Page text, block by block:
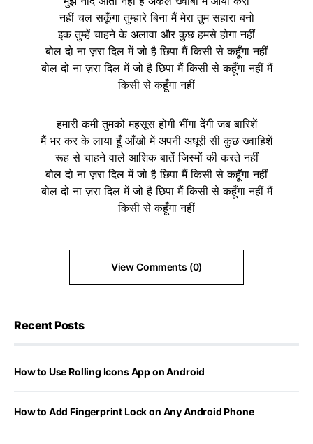
नहीं चल सकूँगा तुम्हारे बिना मैं मेरा तुम सहारा बनो
इक तुम्हें चाहने के अलावा और कुछ हमसे होगा नहीं
बोल दो ना ज़रा दिल में जो है छिपा मैं किसी से कहूँगा नहीं
बोल दो ना ज़रा दिल में जो है छिपा मैं किसी से कहूँगा नहीं मैं
किसी से कहूँगा नहीं
हमारी कमी तुमको महसूस होगी भींगा देंगी जब बारिशें
मैं भर कर के लाया हूँ आँखों में अपनी अधूरी सी कुछ ख्वाहिशें
रूह से चाहने वाले आशिक बातें जिस्मों की करते नहीं
बोल दो ना ज़रा दिल में जो है छिपा मैं किसी से कहूँगा नहीं
बोल दो ना ज़रा दिल में जो है छिपा मैं किसी से कहूँगा नहीं मैं
किसी से कहूँगा नहीं
View Comments (0)
Recent Posts
How to Use Rolling Icons App on Android
How to Add Fingerprint Lock on Any Android Phone